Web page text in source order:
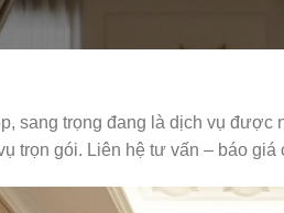
sang trọng đang là dịch vụ được
trọn gói. Liên hệ tư vấn – báo giá